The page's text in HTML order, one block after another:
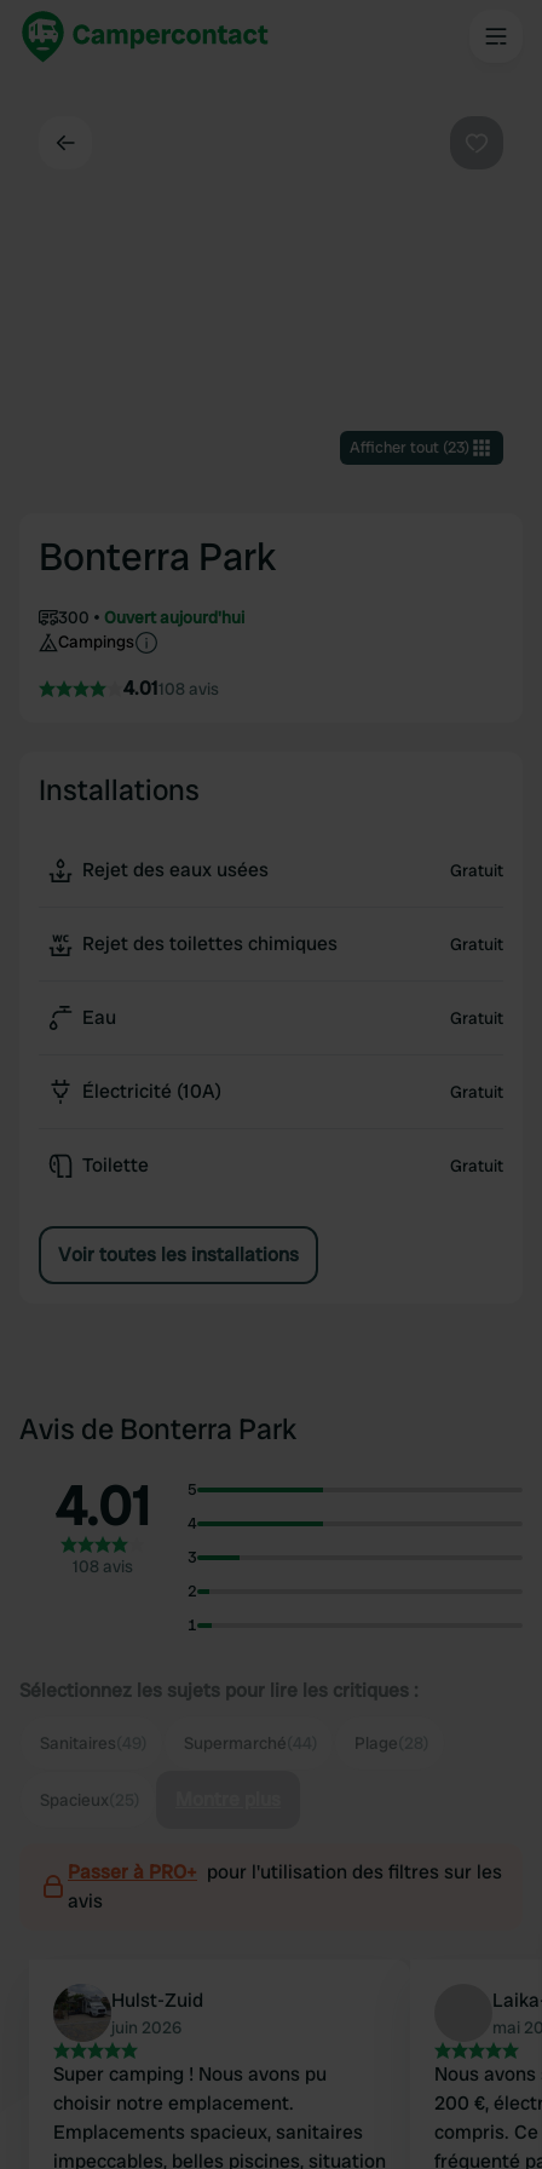
Afficher tout(23)
Bonterra Park
300
Ouvert aujourd'hui
Campings
4.01108 avis
Installations
Rejet des eaux usées Gratuit
Rejet des toilettes chimiques Gratuit
Eau Gratuit
Électricité (10A) Gratuit
Toilette Gratuit
Voir toutes les installations
Avis de Bonterra Park
4.01
108 avis
5
4
3
2
1
Sélectionnez les sujets pour lire les critiques :
Sanitaires Supermarché Plage
Spacieux
Passer à PRO+ pour l'utilisation des filtres sur les
avis
Hulst-Zuid
juin 2026
Super camping ! Nous avons pu
choisir notre emplacement.
Emplacements spacieux, sanitaires
impeccables, belles piscines, situation
mai
Nous
200 €,
compris.
fréquenté